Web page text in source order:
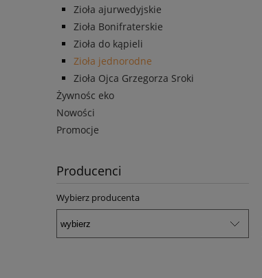
Zioła ajurwedyjskie
Zioła Bonifraterskie
Zioła do kąpieli
Zioła jednorodne
Zioła Ojca Grzegorza Sroki
Żywnośc eko
Nowości
Promocje
Producenci
Wybierz producenta